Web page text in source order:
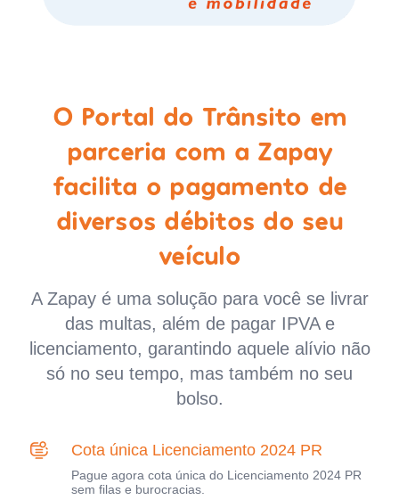
O Portal do Trânsito em
parceria com a Zapay
facilita o pagamento de
diversos débitos do seu
veículo
A Zapay é uma solução para você se livrar
das multas, além de pagar IPVA e
licenciamento, garantindo aquele alívio não
só no seu tempo, mas também no seu
bolso.
Cota única Licenciamento 2024 PR
Pague agora cota única do Licenciamento 2024 PR
sem filas e burocracias.